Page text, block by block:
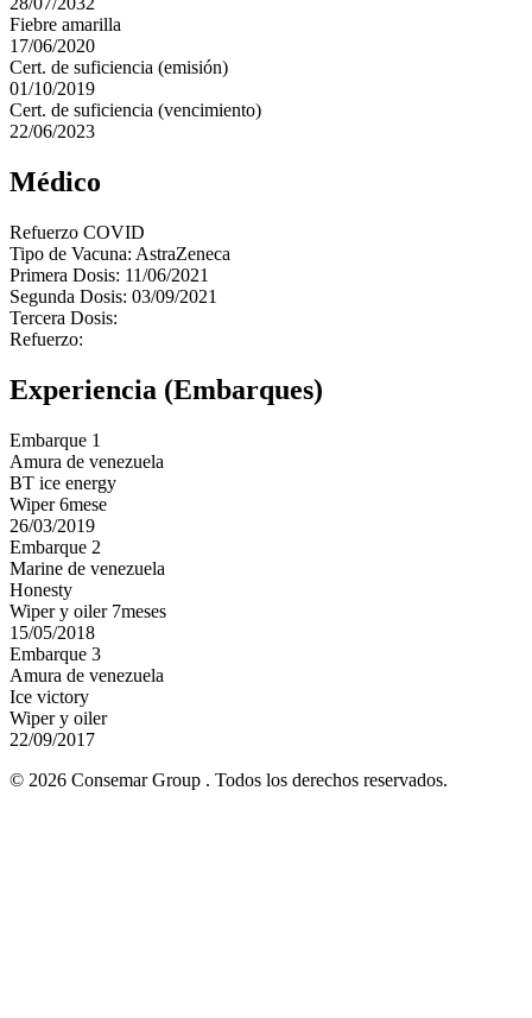
Fiebre amarilla
17/06/2020
Cert. de suficiencia (emisión)
01/10/2019
Cert. de suficiencia (vencimiento)
22/06/2023
Médico
Refuerzo COVID
Tipo de Vacuna: AstraZeneca
Primera Dosis: 11/06/2021
Segunda Dosis: 03/09/2021
Tercera Dosis:
Refuerzo:
Experiencia (Embarques)
Embarque 1
Amura de venezuela
BT ice energy
Wiper 6mese
26/03/2019
Embarque 2
Marine de venezuela
Honesty
Wiper y oiler 7meses
15/05/2018
Embarque 3
Amura de venezuela
Ice victory
Wiper y oiler
22/09/2017
© 2026 Consemar Group . Todos los derechos reservados.